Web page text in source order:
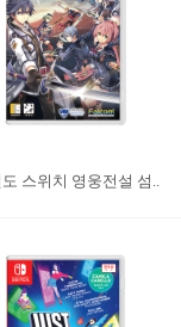
스위치 영웅전설 섬..